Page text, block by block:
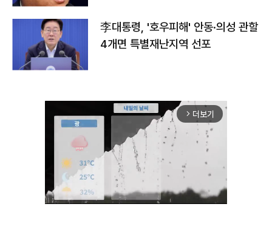
李대통령, '호우피해' 안동·의성 관할
4개면 특별재난지역 선포
arrow_forward_ios 더보기